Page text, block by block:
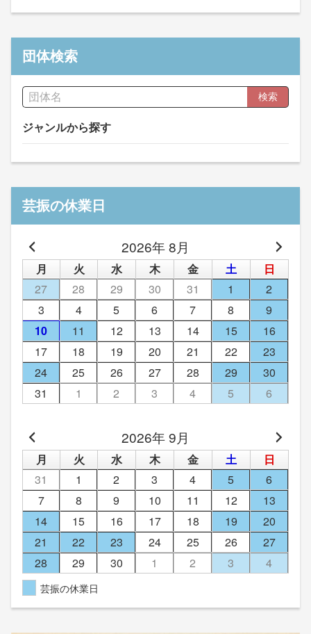
団体検索
検索
ジャンルから探す
芸振の休業日
2026年 8月
月 火 水 木 金 土
日
27
28 29 30 31 1
2
3
4 5 6 7 8
9
10
11 12 13 14 15
16
17
18 19 20 21 22
23
24
25 26 27 28 29
30
31
1 2 3 4 5 6
2026年 9月
月 火 水 木 金 土
日
31
1 2 3 4 5
6
7
8 9 10 11 12
13
14
15 16 17 18 19
20
21
22 23 24 25 26
27
28
29 30 1 2 3 4
芸振の休業日